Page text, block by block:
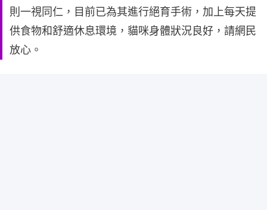
則一視同仁，目前已為其進行絕育手術，加上每天提
供食物和舒適休息環境，貓咪身體狀況良好，請網民
放心。